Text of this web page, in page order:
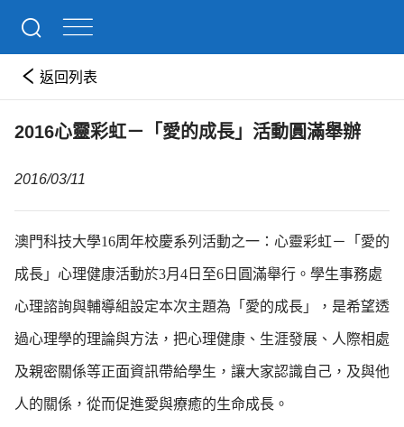
返回列表
2016心靈彩虹－「愛的成長」活動圓滿舉辦
2016/03/11
澳門科技大學16周年校慶系列活動之一：心靈彩虹－「愛的
成長」心理健康活動於3月4日至6日圓滿舉行。學生事務處
心理諮詢與輔導組設定本次主題為「愛的成長」，是希望透
過心理學的理論與方法，把心理健康、生涯發展、人際相處
及親密關係等正面資訊帶給學生，讓大家認識自己，及與他
人的關係，從而促進愛與療癒的生命成長。